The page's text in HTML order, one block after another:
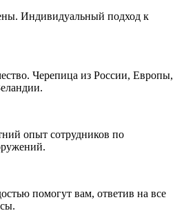
Индивидуальный подход к
Черепица из России, Европы,
опыт сотрудников по
помогут вам, ответив на все